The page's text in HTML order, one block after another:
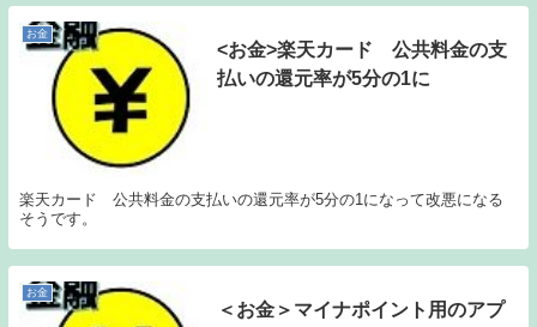
お金
<お金>楽天カード 公共料金の支
払いの還元率が5分の1に
楽天カード 公共料金の支払いの還元率が5分の1になって改悪になる
そうです。
お金
＜お金＞マイナポイント用のアプ